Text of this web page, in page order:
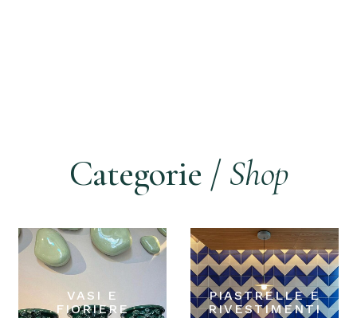
Categorie / Shop
VASI E
FIORIERE
PIASTRELLE E
RIVESTIMENTI